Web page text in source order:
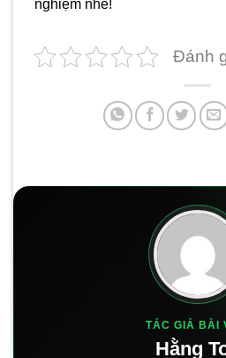
nghiệm nhé!
Đánh
TÁC GIẢ BÀI
Hằng